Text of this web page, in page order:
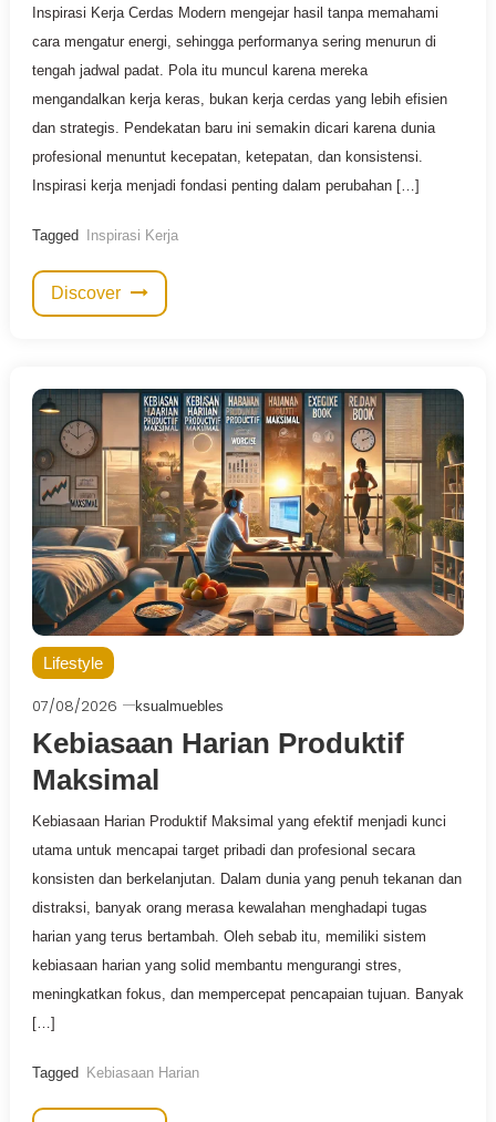
Inspirasi Kerja Cerdas Modern mengejar hasil tanpa memahami
cara mengatur energi, sehingga performanya sering menurun di
tengah jadwal padat. Pola itu muncul karena mereka
mengandalkan kerja keras, bukan kerja cerdas yang lebih efisien
dan strategis. Pendekatan baru ini semakin dicari karena dunia
profesional menuntut kecepatan, ketepatan, dan konsistensi.
Inspirasi kerja menjadi fondasi penting dalam perubahan […]
Tagged Inspirasi Kerja
Discover
Lifestyle
07/08/2026 ksualmuebles
Kebiasaan Harian Produktif
Maksimal
Kebiasaan Harian Produktif Maksimal yang efektif menjadi kunci
utama untuk mencapai target pribadi dan profesional secara
konsisten dan berkelanjutan. Dalam dunia yang penuh tekanan dan
distraksi, banyak orang merasa kewalahan menghadapi tugas
harian yang terus bertambah. Oleh sebab itu, memiliki sistem
kebiasaan harian yang solid membantu mengurangi stres,
meningkatkan fokus, dan mempercepat pencapaian tujuan. Banyak
[…]
Tagged Kebiasaan Harian